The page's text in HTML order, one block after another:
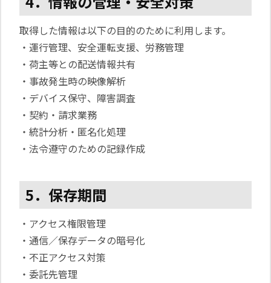
取得した情報は以下の目的のために利用します。
・運行管理、安全運転支援、労務管理
・荷主等との配送情報共有
・事故発生時の映像解析
・デバイス保守、障害調査
・契約・請求業務
・統計分析・匿名化処理
・法令遵守のための記録作成
5．保存期間
・アクセス権限管理
・通信／保存データの暗号化
・不正アクセス対策
・委託先管理